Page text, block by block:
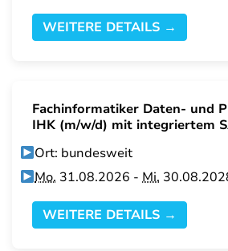
WEITERE DETAILS →
Fachinformatiker Daten- und
IHK (m/w/d) mit integriertem
Ort: bundesweit
Mo. 31.08.2026 -Mi.
WEITERE DETAILS →